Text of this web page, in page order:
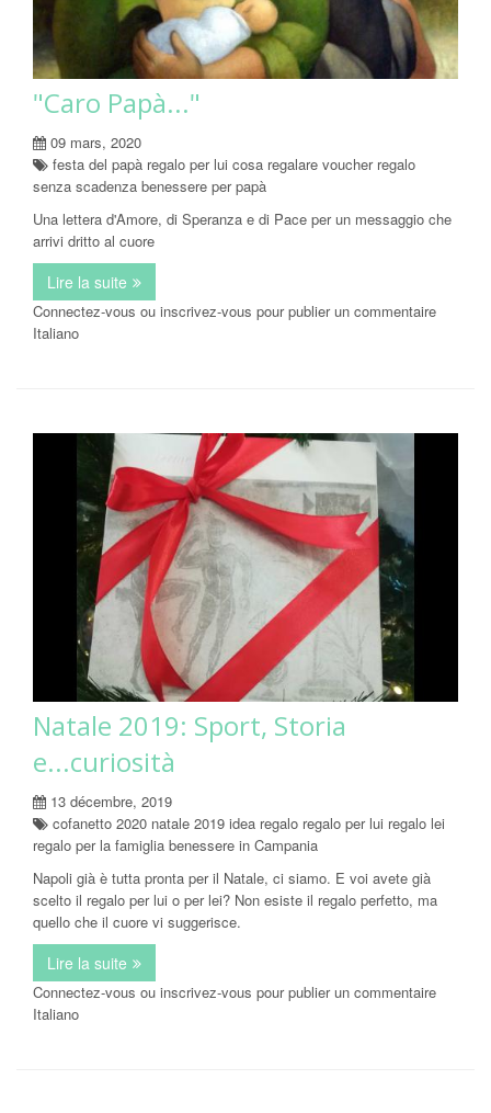
"Caro Papà..."
09 mars, 2020
festa del papà regalo per lui cosa regalare voucher regalo
senza scadenza benessere per papà
Una lettera d'Amore, di Speranza e di Pace per un messaggio che
arrivi dritto al cuore
Lire la suite de "Caro Papà..."
Connectez-vous ou inscrivez-vous pour publier un commentaire
Italiano
Natale 2019: Sport, Storia
e...curiosità
13 décembre, 2019
cofanetto 2020 natale 2019 idea regalo regalo per lui regalo lei
regalo per la famiglia benessere in Campania
Napoli già è tutta pronta per il Natale, ci siamo. E voi avete già
scelto il regalo per lui o per lei? Non esiste il regalo perfetto, ma
quello che il cuore vi suggerisce.
Lire la suite de Natale 2019: Sport, Storia e...curiosità
Connectez-vous ou inscrivez-vous pour publier un commentaire
Italiano